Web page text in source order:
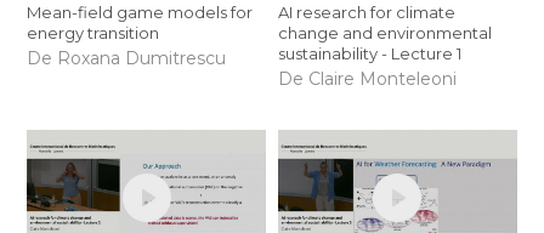
Mean-field game models for
energy transition
De Roxana Dumitrescu
AI research for climate
change and environmental
sustainability - Lecture 1
De Claire Monteleoni